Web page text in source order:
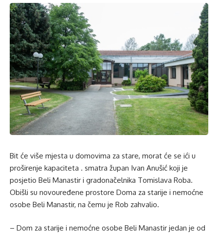
Bit će više mjesta u domovima za stare, morat će se ići u
proširenje kapaciteta . smatra župan Ivan Anušić koji je
posjetio Beli Manastir i gradonačelnika Tomislava Roba.
Obišli su novouređene prostore Doma za starije i nemoćne
osobe Beli Manastir, na čemu je Rob zahvalio.
– Dom za starije i nemoćne osobe Beli Manastir jedan je od